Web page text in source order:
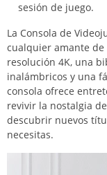
sesión de juego.
La Consola de
cualquier amante de
resolución 4K, una
inalámbricos y una
consola ofrece
revivir la nostalgia
descubrir nuevos
necesitas.